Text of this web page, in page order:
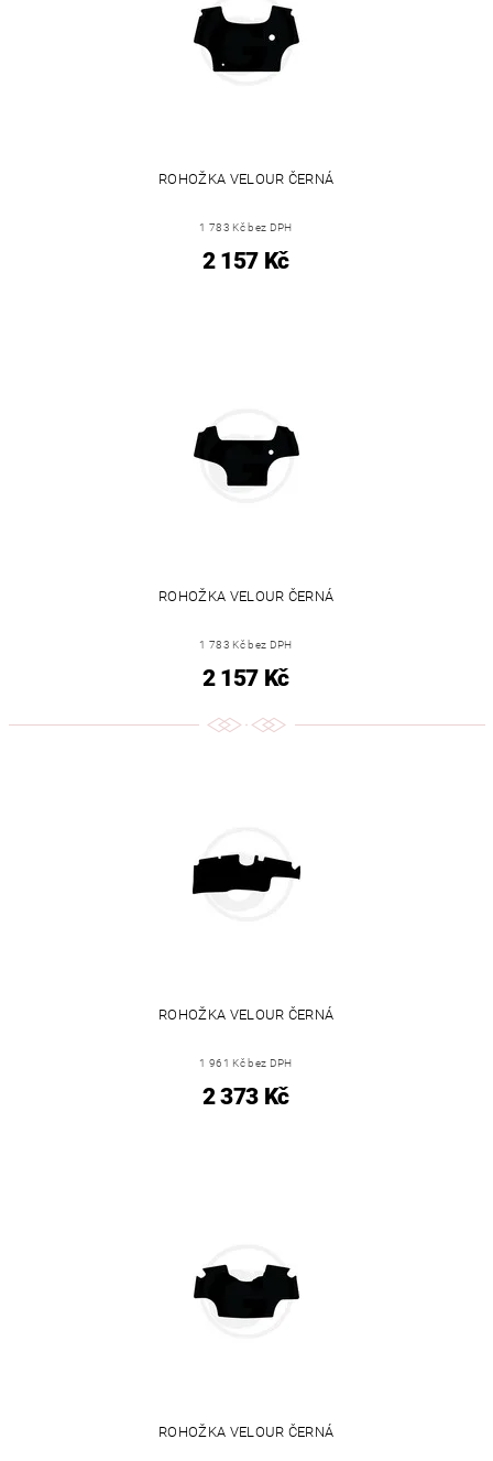
ROHOŽKA VELOUR ČERNÁ
1 783 Kč bez DPH
2 157 Kč
ROHOŽKA VELOUR ČERNÁ
1 783 Kč bez DPH
2 157 Kč
ROHOŽKA VELOUR ČERNÁ
1 961 Kč bez DPH
2 373 Kč
ROHOŽKA VELOUR ČERNÁ